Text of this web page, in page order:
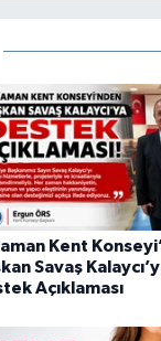
Kent
Savaş
Açıklaması